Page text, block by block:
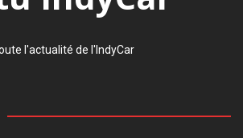
l'actualité de l'IndyCar